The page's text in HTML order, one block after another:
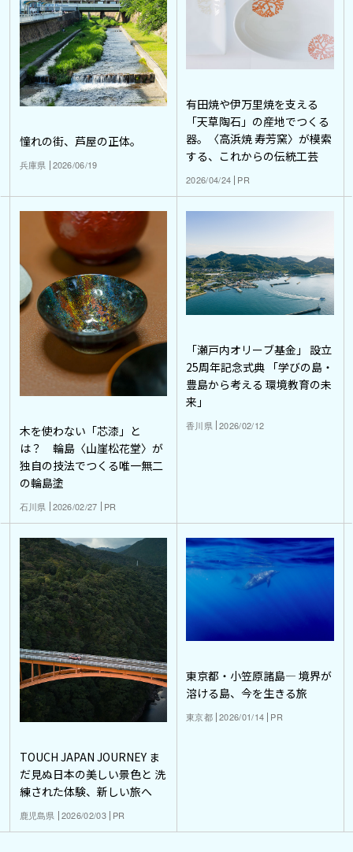
憧れの街、芦屋の正体。
兵庫県 2026/06/19
有田焼や伊万里焼を支える
「天草陶石」の産地でつくる
器。〈高浜焼 寿芳窯〉が模索
する、これからの伝統工芸
2026/04/24 PR
木を使わない「芯漆」と
は？ 輪島〈山崖松花堂〉が
独自の技法でつくる唯一無二
の輪島塗
石川県 2026/02/27 PR
「瀬戸内オリーブ基金」 設立
25周年記念式典 「学びの島・
豊島から考える 環境教育の未
来」
香川県 2026/02/12
TOUCH JAPAN JOURNEY ま
だ見ぬ日本の美しい景色と 洗
練された体験、新しい旅へ
鹿児島県 2026/02/03 PR
東京都・小笠原諸島― 境界が
溶ける島、今を生きる旅
東京都 2026/01/14 PR